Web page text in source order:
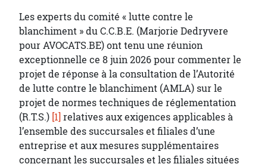
Les experts du comité « lutte contre le
blanchiment » du C.C.B.E. (Marjorie Dedryvere
pour AVOCATS.BE) ont tenu une réunion
exceptionnelle ce 8 juin 2026 pour commenter le
projet de réponse à la consultation de l’Autorité
de lutte contre le blanchiment (AMLA) sur le
projet de normes techniques de réglementation
(R.T.S.) [1] relatives aux exigences applicables à
l’ensemble des succursales et filiales d’une
entreprise et aux mesures supplémentaires
concernant les succursales et les filiales situées